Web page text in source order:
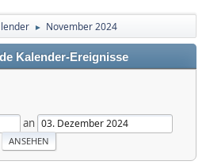
► November 2024
Kalender-Ereignisse
an